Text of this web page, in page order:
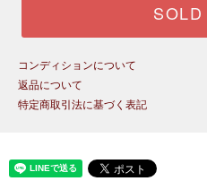
コンディションについて
返品について
特定商取引法に基づく表記